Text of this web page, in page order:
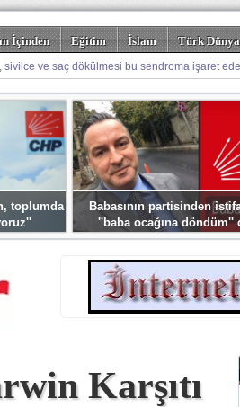
İçinden Eğitim İslam Türk
Foto Galeriler
toplumda
Babasının partisinden
''baba ocağına döndüm''
Karşıtı